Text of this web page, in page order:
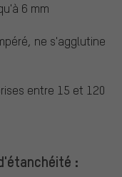
6 mm
ne s'agglutine
entre 15 et 120
: